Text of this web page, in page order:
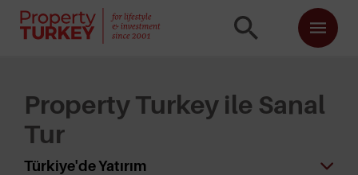
Property Turkey ile Sanal
Tur
Türkiye'de Yatırım